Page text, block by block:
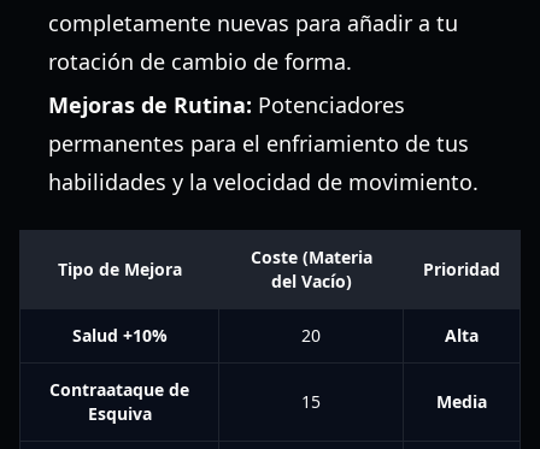
completamente nuevas para añadir a tu
rotación de cambio de forma.
Mejoras de Rutina: Potenciadores
permanentes para el enfriamiento de tus
habilidades y la velocidad de movimiento.
Tipo de Mejora
Coste (Materia
del Vacío)
Prioridad
Salud +10% 20 Alta
Contraataque de
Esquiva
15 Media